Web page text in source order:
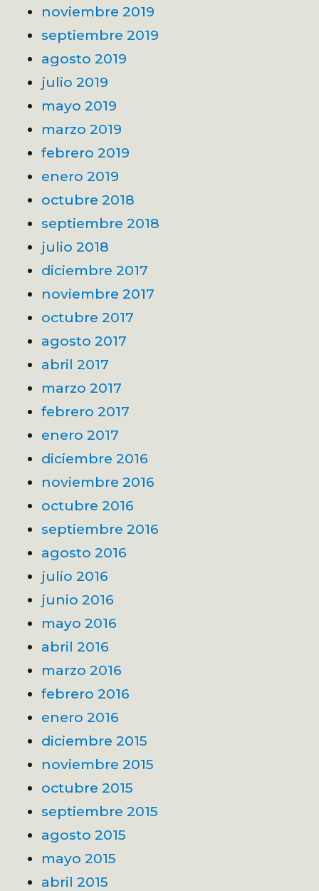
noviembre 2019
septiembre 2019
agosto 2019
julio 2019
mayo 2019
marzo 2019
febrero 2019
enero 2019
octubre 2018
septiembre 2018
julio 2018
diciembre 2017
noviembre 2017
octubre 2017
agosto 2017
abril 2017
marzo 2017
febrero 2017
enero 2017
diciembre 2016
noviembre 2016
octubre 2016
septiembre 2016
agosto 2016
julio 2016
junio 2016
mayo 2016
abril 2016
marzo 2016
febrero 2016
enero 2016
diciembre 2015
noviembre 2015
octubre 2015
septiembre 2015
agosto 2015
mayo 2015
abril 2015